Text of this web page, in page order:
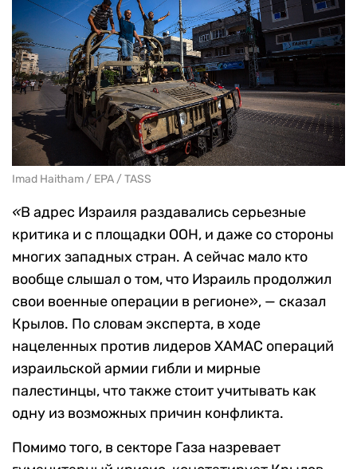
Imad Haitham / EPA / TASS
«В адрес Израиля раздавались серьезные
критика и с площадки ООН, и даже со стороны
многих западных стран. А сейчас мало кто
вообще слышал о том, что Израиль продолжил
свои военные операции в регионе», — сказал
Крылов. По словам эксперта, в ходе
нацеленных против лидеров ХАМАС операций
израильской армии гибли и мирные
палестинцы, что также стоит учитывать как
одну из возможных причин конфликта.
Помимо того, в секторе Газа назревает